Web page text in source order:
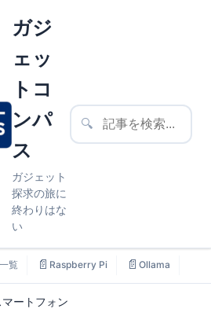
ガジ
ェッ
トコ
ンパ
ス
ガジェット
探求の旅に
終わりはな
い
🔍
覧 📄 Raspberry Pi 📄 Ollama
マートフォン